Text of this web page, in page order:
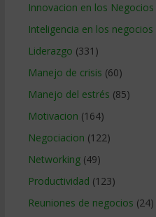
Innovacion en los Negocios
Inteligencia en los negocios
Liderazgo (331)
Manejo de crisis (60)
Manejo del estrés (85)
Motivacion (164)
Negociacion (122)
Networking(49)
Productividad (123)
Reuniones de negocios (24)